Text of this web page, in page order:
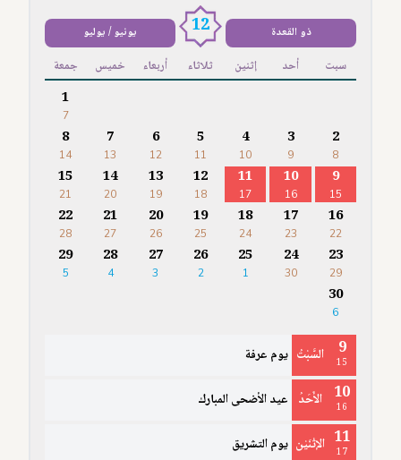
ذو القعدة 12 يونيو / يوليو
سبت أحد إثنين ثلاثاء أربعاء خميس جمعة
1
7
2
8
3
9
4
10
5
11
6
12
7
13
8
14
9
15
10
16
11
17
12
18
13
19
14
20
15
21
16
22
17
23
18
24
19
25
20
26
21
27
22
28
23
29
24
30
25
1
26
2
27
3
28
4
29
5
30
6
9
15 السَّبْتُ يوم عرفة
10
16 الأَحَدُ عيد الأضحى المبارك
11
17 الإثْنَيْن يوم التشريق